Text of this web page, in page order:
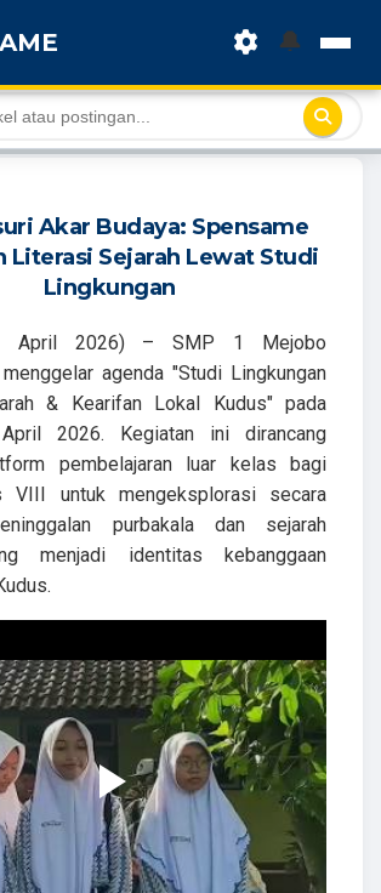
🔔
Akar Budaya: Spensame
Literasi Sejarah Lewat Studi
Lingkungan
April 2026) – SMP 1 Mejobo
agenda "Studi Lingkungan
& Kearifan Lokal Kudus" pada
2026. Kegiatan ini dirancang
pembelajaran luar kelas bagi
VIII untuk mengeksplorasi secara
purbakala dan sejarah
menjadi identitas kebanggaan